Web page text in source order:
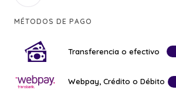
MÉTODOS DE PAGO
Transferencia o efectivo
Webpay, Crédito o Débito